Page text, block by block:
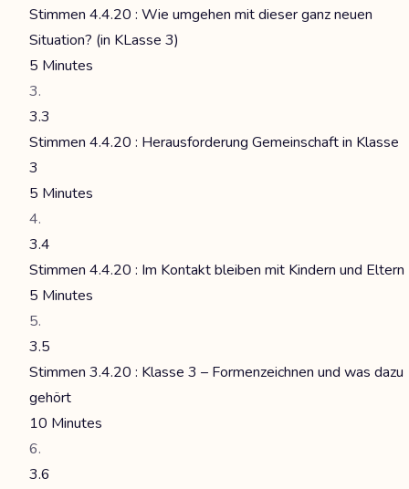
Stimmen 4.4.20 : Wie umgehen mit dieser ganz neuen
Situation? (in KLasse 3)
5 Minutes
3.3
Stimmen 4.4.20 : Herausforderung Gemeinschaft in Klasse
3
5 Minutes
3.4
Stimmen 4.4.20 : Im Kontakt bleiben mit Kindern und Eltern
5 Minutes
3.5
Stimmen 3.4.20 : Klasse 3 – Formenzeichnen und was dazu
gehört
10 Minutes
3.6